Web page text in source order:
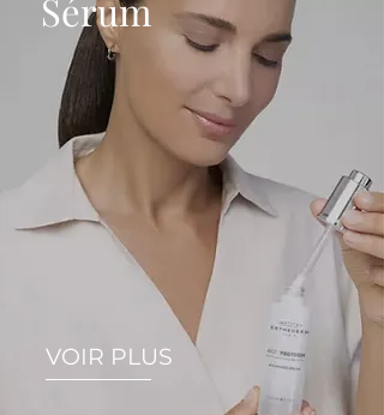
Sérum
VOIR PLUS